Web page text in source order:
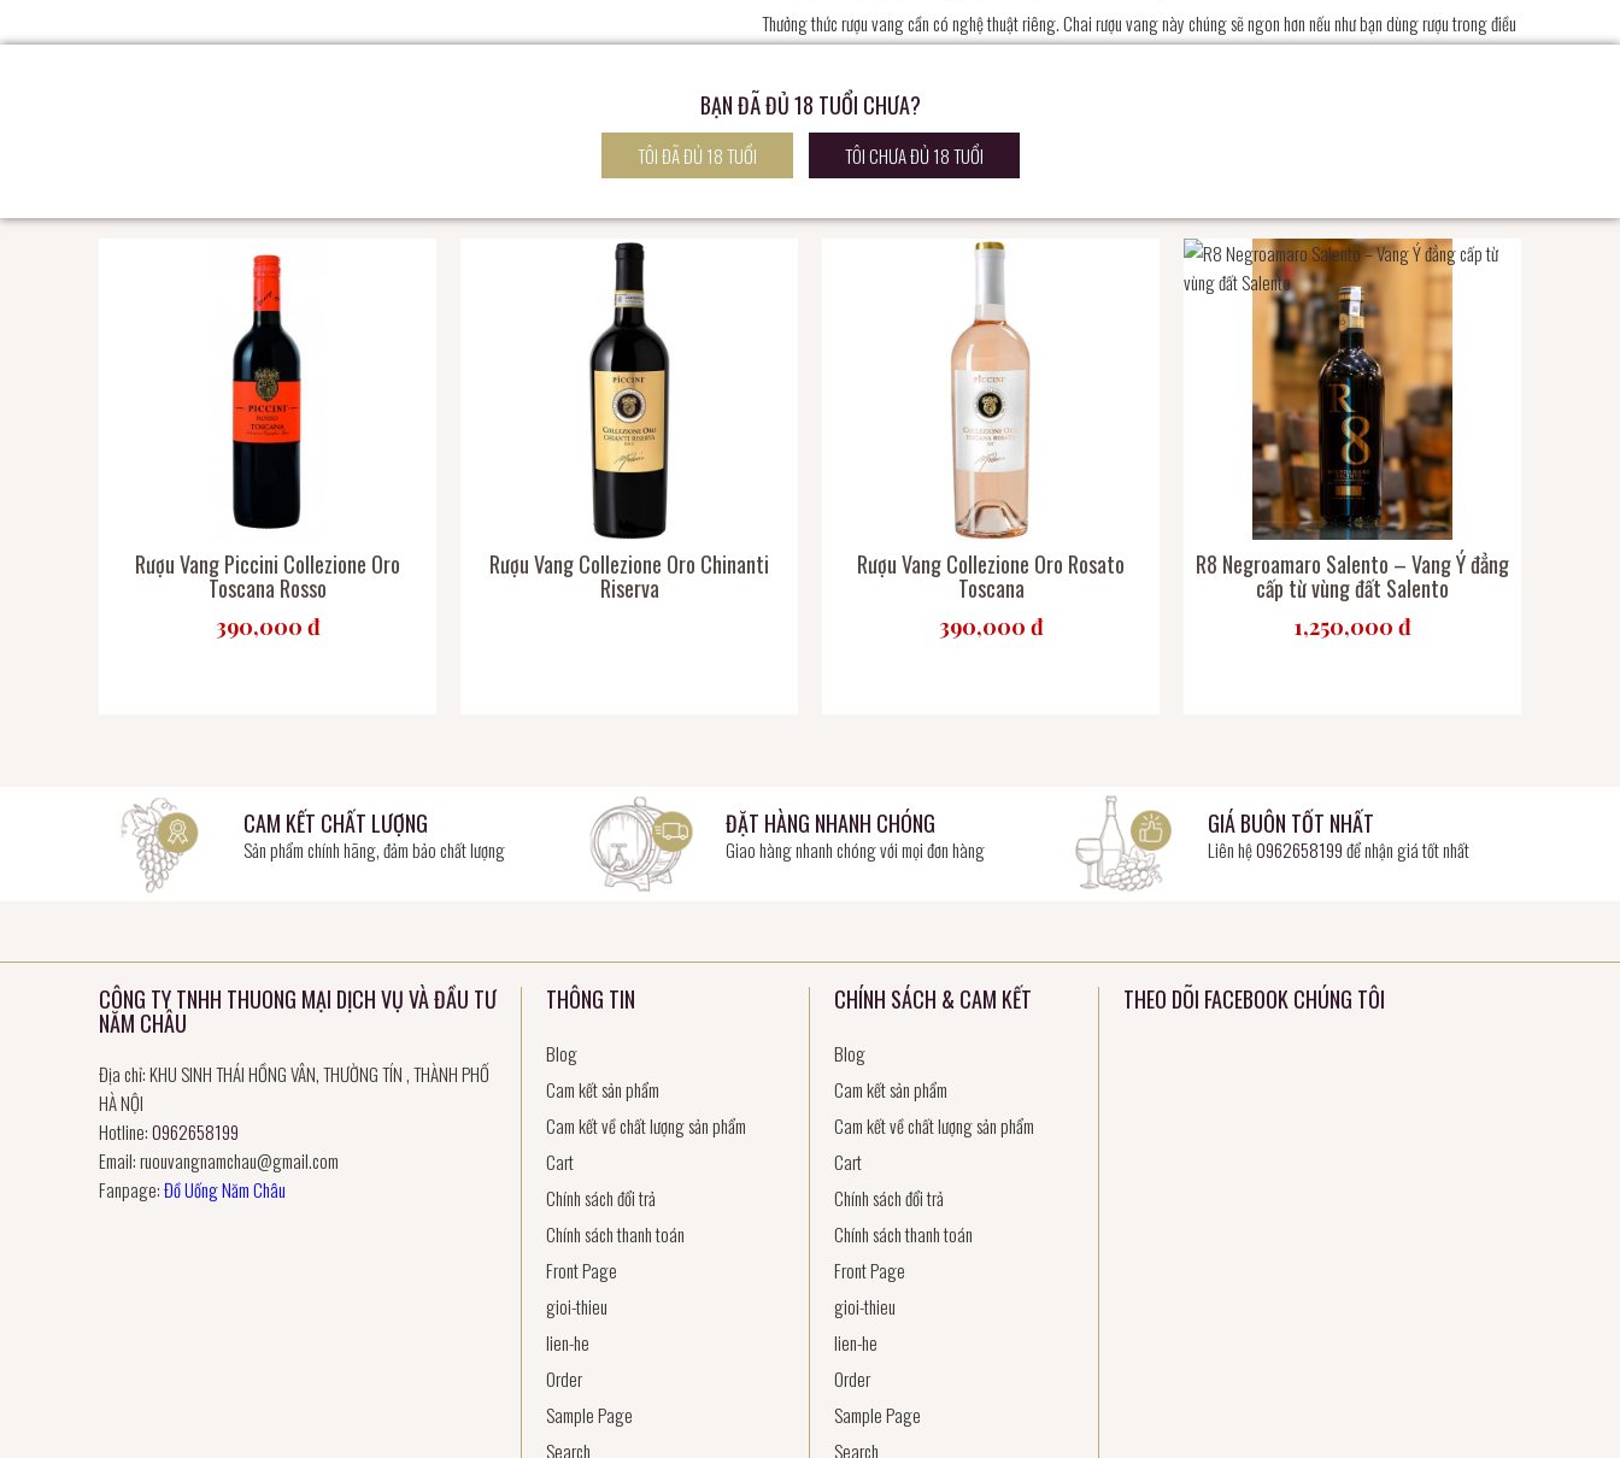
Thưởng thức rượu vang cần có nghệ thuật riêng. Chai rượu vang này chúng sẽ ngon hơn nếu như bạn dùng rượu trong điều
kiện nhiệt độ giao động từ 16-18 độ. Ngoài ra hãy kết hợp dùng vang với một số món ăn quen thuộc như thịt bò hấp, bò bít
SẢN PHẨM CÙNG LOẠI
Rượu Vang Piccini Collezione Oro
Toscana Rosso
390,000 đ
Rượu Vang Collezione Oro Chinanti
Riserva
Rượu Vang Collezione Oro Rosato
Toscana
390,000 đ
R8 Negroamaro Salento – Vang Ý đẳng
cấp từ vùng đất Salento
1,250,000 đ
CAM KẾT CHẤT LƯỢNG
Sản phẩm chính hãng, đảm bảo chất lượng
ĐẶT HÀNG NHANH CHÓNG
Giao hàng nhanh chóng với mọi đơn hàng
GIÁ BUÔN TỐT NHẤT
Liên hệ0962658199để nhận giá tốt nhất
CÔNG TY TNHH THUONG MẠI DỊCH VỤ VÀ ĐẦU TƯ
NĂM CHÂU
Địa chỉ: KHU SINH THÁI HỒNG VÂN, THƯỜNG TÍN , THÀNH PHỐ
HÀ NỘI
Hotline:0962658199
Email:ruouvangnamchau@gmail.com
Fanpage:Đồ Uống Năm Châu
THÔNG TIN
Blog
Cam kết sản phẩm
Cam kết về chất lượng sản phẩm
Cart
Chính sách đổi trả
Chính sách thanh toán
Front Page
gioi-thieu
lien-he
Order
Sample Page
Search
CHÍNH SÁCH & CAM KẾT
Blog
Cam kết sản phẩm
Cam kết về chất lượng sản phẩm
Cart
Chính sách đổi trả
Chính sách thanh toán
Front Page
gioi-thieu
lien-he
Order
Sample Page
Search
THEO DÕI FACEBOOK CHÚNG TÔI
BẠN ĐÃ ĐỦ 18 TUỔI CHƯA?
TÔI ĐÃ ĐỦ 18 TUỔI TÔI CHƯA ĐỦ 18 TUỔI